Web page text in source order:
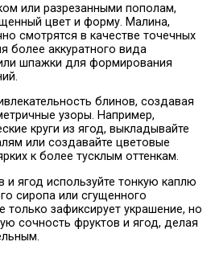
или разрезанными пополам,
цвет и форму. Малина,
смотрятся в качестве точечных
более аккуратного вида
шпажки для формирования
блинов, создавая
узоры. Например,
круги из ягод, выкладывайте
или создавайте цветовые
к более тусклым оттенкам.
и ягод используйте тонкую каплю
сиропа или сгущенного
только зафиксирует украшение, но
сочность фруктов и ягод, делая